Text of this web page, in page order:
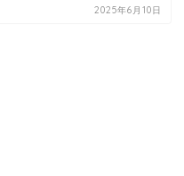
2025年6月10日